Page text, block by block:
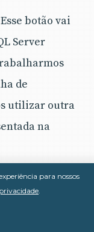
Esse botão vai
Server
de
utilizar outra
na
de SQL
para nossos
.